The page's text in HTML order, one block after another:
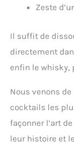
Zeste
Il suffit de
directement
enfin le whisky,
Nous venons
cocktails les
façonner l’art
leur histoire et